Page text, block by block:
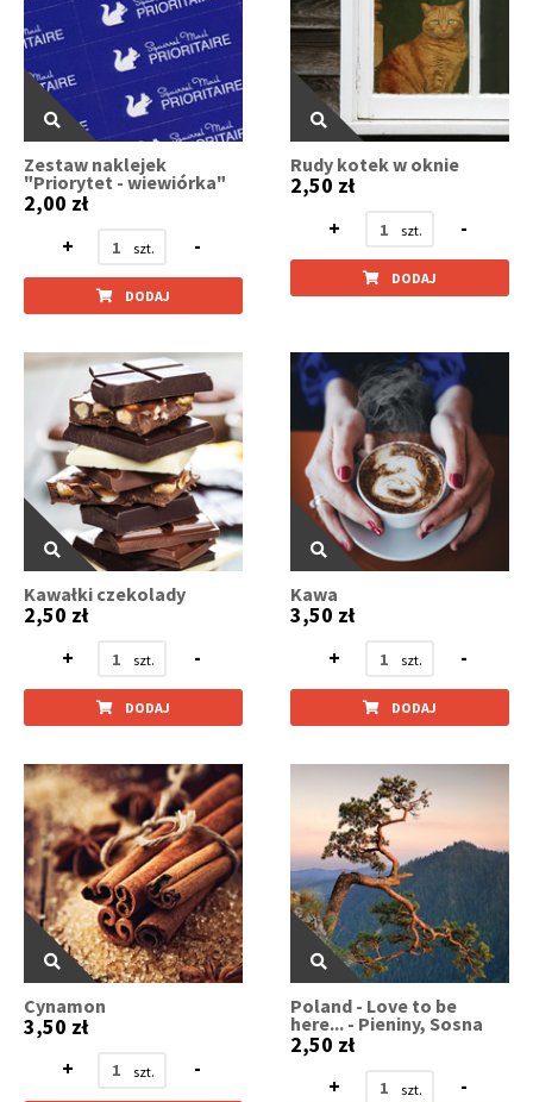
Zestaw naklejek
"Priorytet - wiewiórka"
2,00 zł
+
-
DODAJ
Rudy kotek w oknie
2,50 zł
+
-
DODAJ
Kawałki czekolady
2,50 zł
+
-
DODAJ
Kawa
3,50 zł
+
-
DODAJ
Cynamon
3,50 zł
+
-
Poland - Love to be
here... - Pieniny, Sosna
2,50 zł
+
-